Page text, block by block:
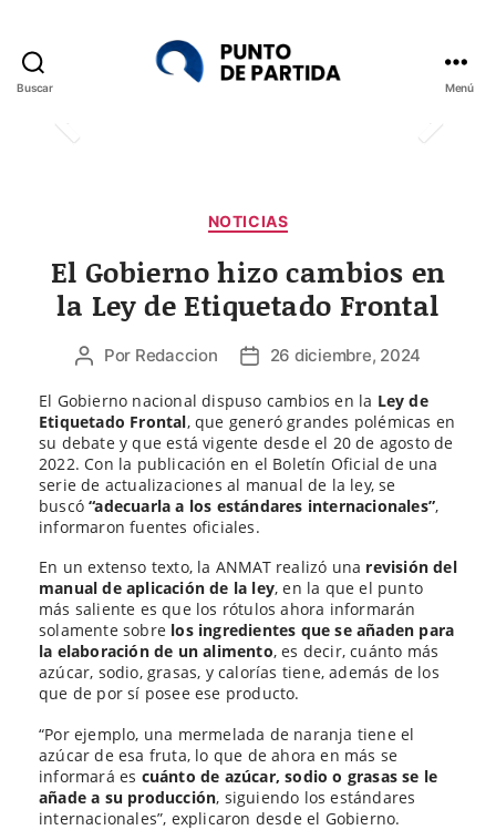
Buscar Menú
NOTICIAS
El Gobierno hizo cambios en
la Ley de Etiquetado Frontal
Autor
la
entrada
Por Redaccion
Fecha
la
entrada
26 diciembre, 2024
El Gobierno nacional dispuso cambios en la Ley de
Etiquetado Frontal, que generó grandes polémicas en
su debate y que está vigente desde el 20 de agosto de
2022. Con la publicación en el Boletín Oficial de una
serie de actualizaciones al manual de la ley, se
buscó“adecuarla a los estándares internacionales”,
informaron fuentes oficiales.
En un extenso texto, la ANMAT realizó una revisión del
manual de aplicación de la ley, en la que el punto
más saliente es que los rótulos ahora informarán
solamente sobre los ingredientes que se añaden para
la elaboración de un alimento, es decir, cuánto más
azúcar, sodio, grasas, y calorías tiene, además de los
que de por sí posee ese producto.
“Por ejemplo, una mermelada de naranja tiene el
azúcar de esa fruta, lo que de ahora en más se
informará es cuánto de azúcar, sodio o grasas se le
añade a su producción, siguiendo los estándares
internacionales”, explicaron desde el Gobierno.